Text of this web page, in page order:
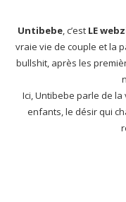
Untibebe, c’est LE
vraie vie de couple et la
bullshit, après les
Ici, Untibebe parle de
enfants, le désir qui